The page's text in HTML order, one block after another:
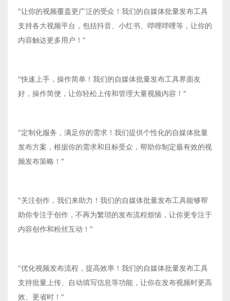
"让你的视频覆盖更广泛的受众！我们的自媒体批量发布工具
支持各大视频平台，包括抖音、小红书、哔哩哔哩等，让你的
内容触达更多用户！"
"快速上手，操作简单！我们的自媒体批量发布工具界面友
好，操作简便，让你轻松上传和管理大量视频内容！"
"定制化服务，满足你的需求！我们提供个性化的自媒体批量
发布方案，根据你的需求和目标受众，帮助你制定最有效的视
频发布策略！"
"关注创作，我们来助力！我们的自媒体批量发布工具能够帮
助你专注于创作，不再为繁琐的发布流程烦恼，让你更专注于
内容创作和粉丝互动！"
"优化视频发布流程，提高效率！我们的自媒体批量发布工具
支持批量上传、自动填写信息等功能，让你在发布视频时更高
效、更省时！"